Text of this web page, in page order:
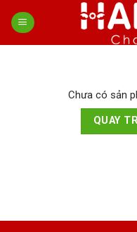
Chưa có sản
QUAY